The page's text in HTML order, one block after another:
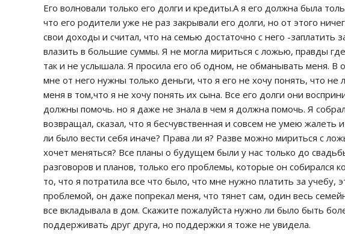
Его волновали только его долги и кредиты.А я его должна была
что его родители уже не раз закрывали его долги, но от этого
свои доходы и считал, что на семью достаточно с него -заплатить
влазить в большие суммы. Я не могла мириться с ложью, правды
так и не услышала. Я просила его об одном, не обманывать меня. В
мне от него нужны только деньги, что я его не хочу понять, что
меня в том,что я не хочу понять их сына. Все его долги они
должны помочь. но я даже не знала в чем я должна помочь. Я
возвращал, сказал, что я бесчувственная и совсем не умею
ли было вести себя иначе? Права ли я? Разве можно мириться с
хочет меняться? Все планы о будущем были у нас только до
разговоров и планов, только его проблемы, которые он собирался
то, что я потратила все что было, что мне нужно платить за
проблемой, он даже попрекал меня, что тянет сам, один весь
все вкладывала в дом. Скажите пожалуйста нужно ли было быть
поддерживать друг друга, но поддержки я тоже не увидела.